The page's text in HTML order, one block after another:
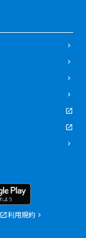
利用規約